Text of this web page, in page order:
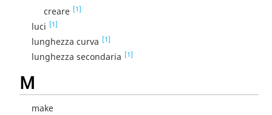
creare [1]
luci [1]
lunghezza curva [1]
lunghezza secondaria [1]
M
make